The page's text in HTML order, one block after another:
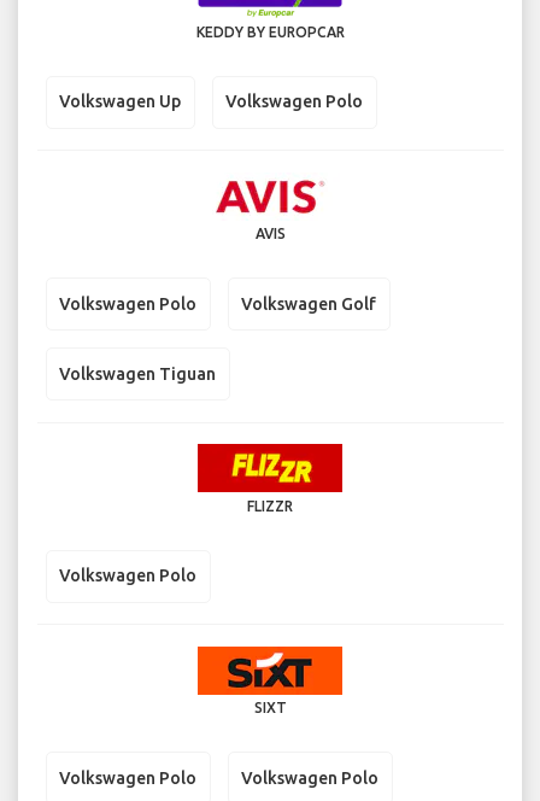
KEDDY BY EUROPCAR
Volkswagen Up Volkswagen Polo
AVIS
Volkswagen Polo Volkswagen Golf
Volkswagen Tiguan
FLIZZR
Volkswagen Polo
SIXT
Volkswagen Polo Volkswagen Polo